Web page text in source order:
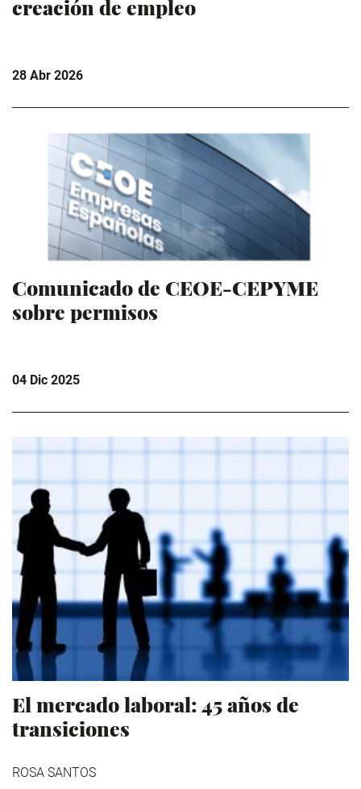
creación de empleo
28 Abr 2026
Comunicado de CEOE-CEPYME
sobre permisos
04 Dic 2025
El mercado laboral: 45 años de
transiciones
ROSA SANTOS